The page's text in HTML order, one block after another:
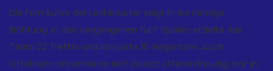
Die Formkurve der Lechbrucker zeigt in die richtige
Richtung. In den vergangenen fünf Spielen erzielte das
Team 22 Treffer und kassierte 16 Gegentore. Auch
Ottobrunn präsentierte sich zuletzt offensivfreudig, traf in